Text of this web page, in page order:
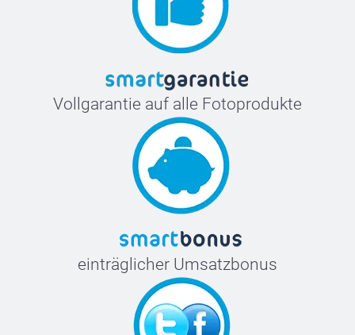
Vollgarantie auf alle Fotoprodukte
einträglicher Umsatzbonus